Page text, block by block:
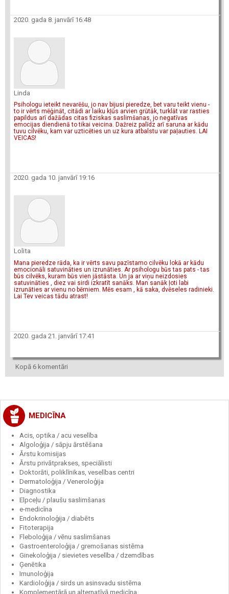
2020. gada 8. janvārī 16:48
Linda
Psihologu ieteikt nevarēšu, jo nav bijusi pieredze, bet varu teikt vienu -
to ir vērts mēģināt, citādi ar laiku kļūs arvien grūtāk, turklāt var rasties
papildus arī dažādas citas fiziskas saslimšanas, jo negatīvas
emocijas diendienā to tikai veicina. Dažreiz palīdz arī saruna ar kādu
tuvu cilvēku, kam var uzticēties un uz kura atbalstu var paļauties. LAI
VEICAS!
2020. gada 10. janvārī 19:16
Lolita
Mana pieredze rāda, ka ir vērts savu pazīstamo cilvēku lokā ar kādu
emocionāli satuvināties un izrunāties. Ar psihologu būs tas pats - tas
būs cilvēks, kuram būs vien jāstāsta. Un ja ar viņu neizdosies
satuvināties , diez vai sirdi izkratīt sanāks. Man sanāk ļoti labi
izrunāties ar vienu no bērniem. Mēs esam , kā saka, dvēseles radinieki.
Lai Tev veicas tādu atrast!
2020. gada 21. janvārī 17:41
Kopā 6 komentāri
MEDICĪNA
Acis, optika / acu veselība
Algoloģija / sāpju ārstēšana
Ārstu komisijas
Ārstu privātprakses, speciālisti
Doktorāti, poliklīnikas, veselības centri
Dermatoloģija / Veneroloģija
Diagnostika
Elpceļu / plaušu saslimšanas
e-medicīna
Endokrinoloģija / diabēts
Fitoterapija
Fleboloģija / vēnu saslimšanas
Gastroenteroloģija / gremošanas sistēma
Ginekoloģija / sievietes veselība / dzemdības
Ģenētika
Imunoloģija
Kardioloģija / sirds un asinsvadu sistēma
Komplementārā un alternatīvā medicīna